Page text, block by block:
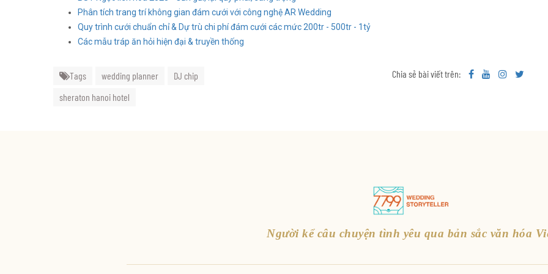
Phân tích trang trí không gian đám cưới với công nghệ AR Wedding
Quy trình cưới chuẩn chỉ & Dự trù chi phí đám cưới các mức 200tr - 500tr - 1tỷ
Các mẫu tráp ăn hỏi hiện đại & truyền thống
Tags wedding planner
DJ chip
sheraton hanoi hotel
Chia sẻ bài viết trên:
Người kể câu chuyện tình yêu qua bản sắc văn hóa